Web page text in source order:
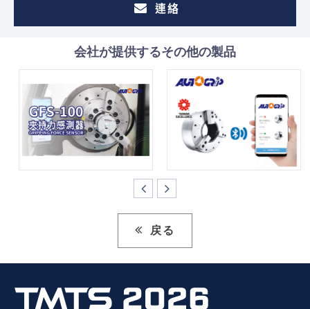
連絡
会社が提供するその他の製品
戻る